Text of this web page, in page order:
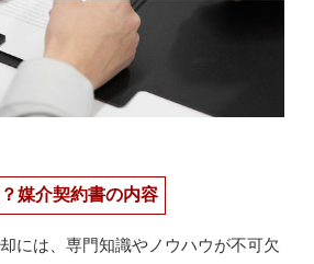
媒介契約書の内容
には、専門知識やノウハウが不可欠